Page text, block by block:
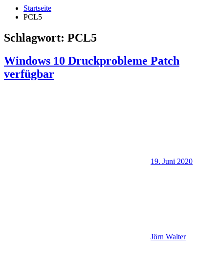
Startseite
PCL5
Schlagwort: PCL5
Windows 10 Druckprobleme Patch
verfügbar
19. Juni 2020
Jörn Walter